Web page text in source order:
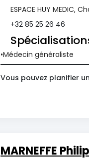
ESPACE HUY MEDIC,
+32 85 25 26 46
Médecin généraliste
Vous pouvez planifier
MARNEFFE